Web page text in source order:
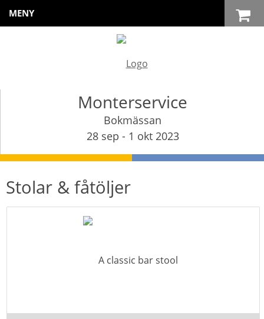
Monterservice
Bokmässan
28 sep - 1 okt 2023
MENY
Stolar & fåtöljer